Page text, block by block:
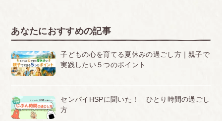
あなたにおすすめの記事
子どもの心を育てる夏休みの過ごし方｜親子で
実践したい５つのポイント
センパイHSPに聞いた！ ひとり時間の過ごし
方